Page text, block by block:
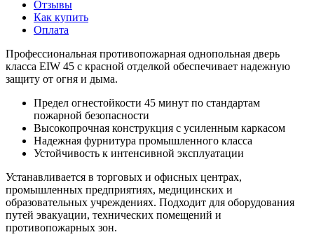
Отзывы
Как купить
Оплата
Профессиональная противопожарная однопольная дверь
класса EIW 45 с красной отделкой обеспечивает надежную
защиту от огня и дыма.
Предел огнестойкости 45 минут по стандартам
пожарной безопасности
Высокопрочная конструкция с усиленным каркасом
Надежная фурнитура промышленного класса
Устойчивость к интенсивной эксплуатации
Устанавливается в торговых и офисных центрах,
промышленных предприятиях, медицинских и
образовательных учреждениях. Подходит для оборудования
путей эвакуации, технических помещений и
противопожарных зон.